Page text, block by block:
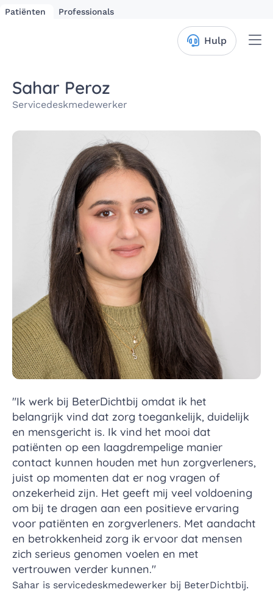
Patiënten Professionals
Hulp
Sahar Peroz
Service­desk­mede­werker
"Ik werk bij BeterDichtbij omdat ik het
belangrijk vind dat zorg toegankelijk, duidelijk
en mensgericht is. Ik vind het mooi dat
patiënten op een laagdrempelige manier
contact kunnen houden met hun zorgverleners,
juist op momenten dat er nog vragen of
onzekerheid zijn. Het geeft mij veel voldoening
om bij te dragen aan een positieve ervaring
voor patiënten en zorgverleners. Met aandacht
en betrokkenheid zorg ik ervoor dat mensen
zich serieus genomen voelen en met
vertrouwen verder kunnen."
Sahar is servicedeskmedewerker bij BeterDichtbij.